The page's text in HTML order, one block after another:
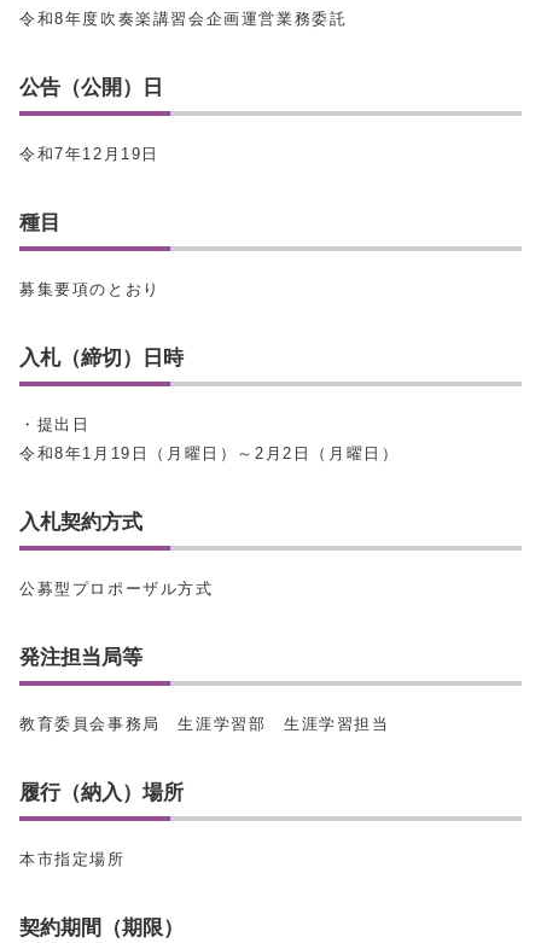
令和8年度吹奏楽講習会企画運営業務委託
公告（公開）日
令和7年12月19日
種目
募集要項のとおり
入札（締切）日時
・提出日
令和8年1月19日（月曜日）～2月2日（月曜日）
入札契約方式
公募型プロポーザル方式
発注担当局等
教育委員会事務局 生涯学習部 生涯学習担当
履行（納入）場所
本市指定場所
契約期間（期限）